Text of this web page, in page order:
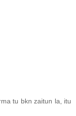
tu bkn zaitun la, itu